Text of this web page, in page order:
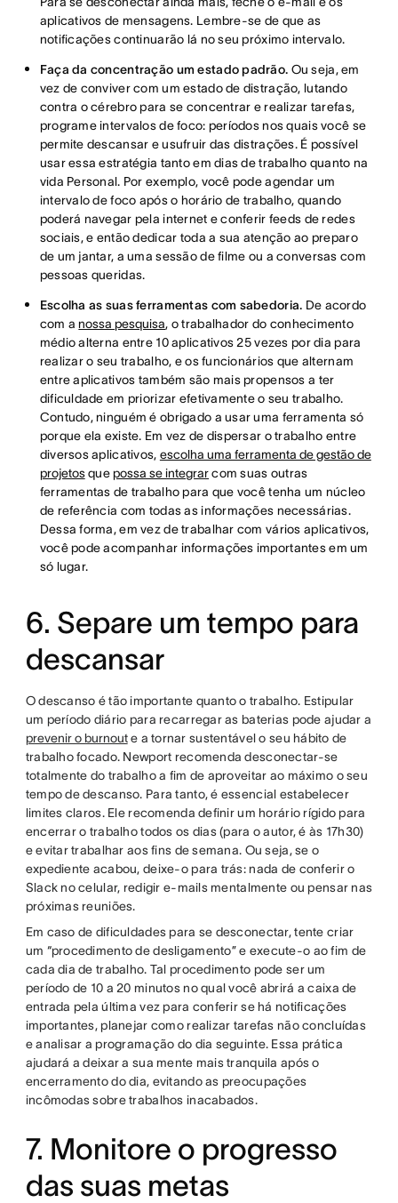
aplicativos de mensagens. Lembre-se de que as
notificações continuarão lá no seu próximo intervalo.
Faça da concentração um estado padrão. Ou seja, em
vez de conviver com um estado de distração, lutando
contra o cérebro para se concentrar e realizar tarefas,
programe intervalos de foco: períodos nos quais você se
permite descansar e usufruir das distrações. É possível
usar essa estratégia tanto em dias de trabalho quanto na
vida Personal. Por exemplo, você pode agendar um
intervalo de foco após o horário de trabalho, quando
poderá navegar pela internet e conferir feeds de redes
sociais, e então dedicar toda a sua atenção ao preparo
de um jantar, a uma sessão de filme ou a conversas com
pessoas queridas.
Escolha as suas ferramentas com sabedoria. De acordo
com anossa pesquisa, o trabalhador do conhecimento
médio alterna entre 10 aplicativos 25 vezes por dia para
realizar o seu trabalho, e os funcionários que alternam
entre aplicativos também são mais propensos a ter
dificuldade em priorizar efetivamente o seu trabalho.
Contudo, ninguém é obrigado a usar uma ferramenta só
porque ela existe. Em vez de dispersar o trabalho entre
diversos aplicativos, escolha uma ferramenta de gestão de
projetosquepossa se integrarcom suas outras
ferramentas de trabalho para que você tenha um núcleo
de referência com todas as informações necessárias.
Dessa forma, em vez de trabalhar com vários aplicativos,
você pode acompanhar informações importantes em um
só lugar.
6. Separe um tempo para
descansar
O descanso é tão importante quanto o trabalho. Estipular
um período diário para recarregar as baterias pode ajudar a
prevenir o burnoute a tornar sustentável o seu hábito de
trabalho focado. Newport recomenda desconectar-se
totalmente do trabalho a fim de aproveitar ao máximo o seu
tempo de descanso. Para tanto, é essencial estabelecer
limites claros. Ele recomenda definir um horário rígido para
encerrar o trabalho todos os dias (para o autor, é às 17h30)
e evitar trabalhar aos fins de semana. Ou seja, se o
expediente acabou, deixe-o para trás: nada de conferir o
Slack no celular, redigir e-mails mentalmente ou pensar nas
próximas reuniões.
Em caso de dificuldades para se desconectar, tente criar
um “procedimento de desligamento” e execute-o ao fim de
cada dia de trabalho. Tal procedimento pode ser um
período de 10 a 20 minutos no qual você abrirá a caixa de
entrada pela última vez para conferir se há notificações
importantes, planejar como realizar tarefas não concluídas
e analisar a programação do dia seguinte. Essa prática
ajudará a deixar a sua mente mais tranquila após o
encerramento do dia, evitando as preocupações
incômodas sobre trabalhos inacabados.
7. Monitore o progresso
das suas metas